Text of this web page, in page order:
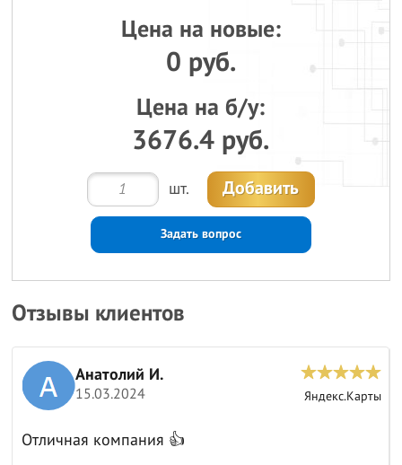
Цена на новые:
0 руб.
Цена на б/у:
3676.4 руб.
шт. Добавить
Задать вопрос
Отзывы клиентов
Анатолий И.
15.03.2024 Яндекс.Карты
Отличная компания 👍